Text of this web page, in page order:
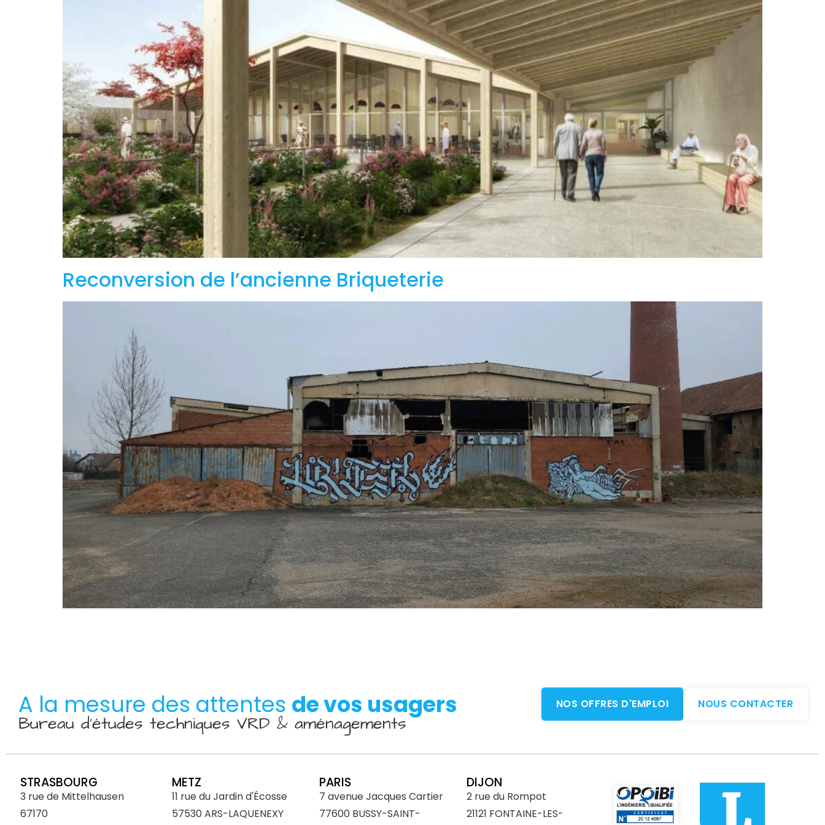
Reconversion de l’ancienne Briqueterie
A la mesure des attentes de vos usagers
Bureau d’études techniques VRD & aménagements
NOS OFFRES D'EMPLOI NOUS CONTACTER
STRASBOURG
3 rue de Mittelhausen
67170
METZ
11 rue du Jardin d'Écosse
57530 ARS-LAQUENEXY
PARIS
7 avenue Jacques Cartier
77600 BUSSY-SAINT-
DIJON
2 rue du Rompot
21121 FONTAINE-LES-